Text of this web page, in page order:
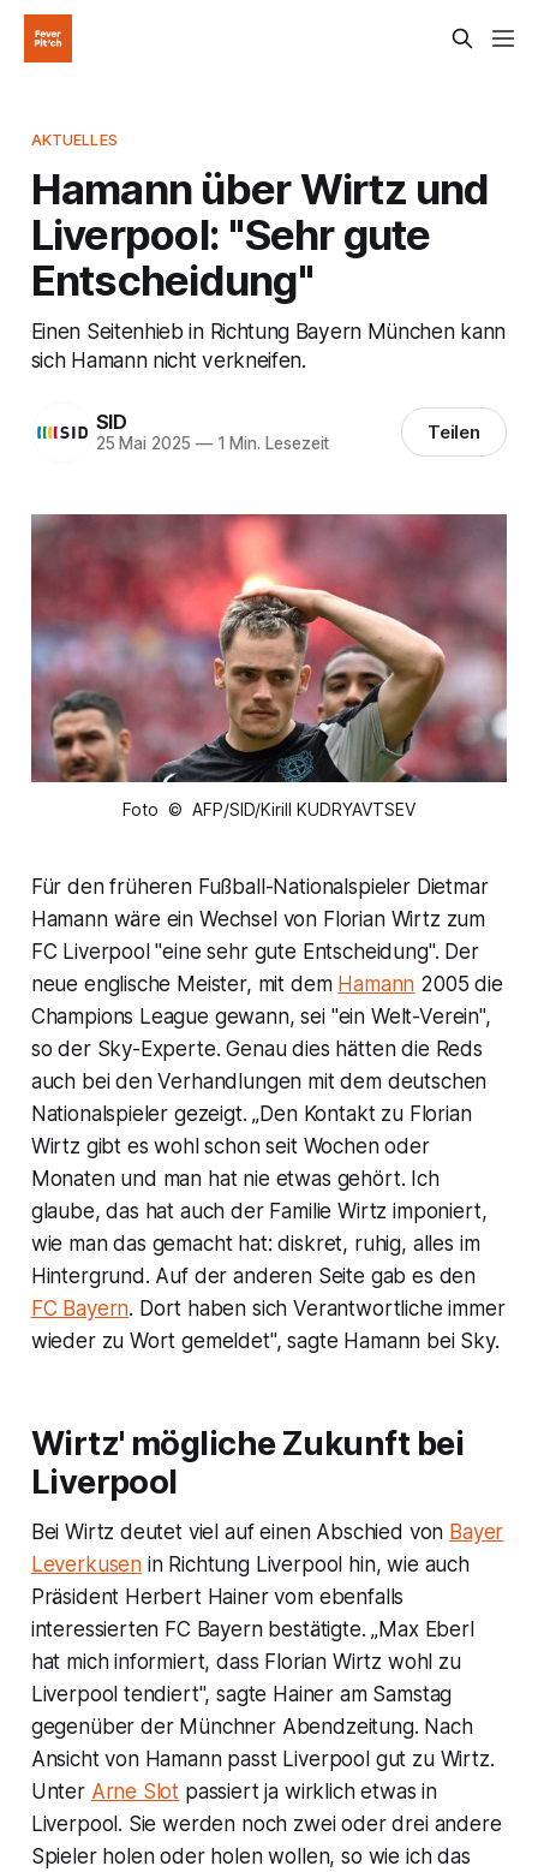
AKTUELLES
Hamann über Wirtz und
Liverpool: "Sehr gute
Entscheidung"
Einen Seitenhieb in Richtung Bayern München kann
sich Hamann nicht verkneifen.
SID
25 Mai 2025 —1 Min. Lesezeit Teilen
Foto © AFP/SID/Kirill KUDRYAVTSEV
Für den früheren Fußball-Nationalspieler Dietmar
Hamann wäre ein Wechsel von Florian Wirtz zum
FC Liverpool "eine sehr gute Entscheidung". Der
neue englische Meister, mit dem Hamann 2005 die
Champions League gewann, sei "ein Welt-Verein",
so der Sky-Experte. Genau dies hätten die Reds
auch bei den Verhandlungen mit dem deutschen
Nationalspieler gezeigt. „Den Kontakt zu Florian
Wirtz gibt es wohl schon seit Wochen oder
Monaten und man hat nie etwas gehört. Ich
glaube, das hat auch der Familie Wirtz imponiert,
wie man das gemacht hat: diskret, ruhig, alles im
Hintergrund. Auf der anderen Seite gab es den
FC Bayern. Dort haben sich Verantwortliche immer
wieder zu Wort gemeldet", sagte Hamann bei Sky.
Wirtz' mögliche Zukunft bei
Liverpool
Bei Wirtz deutet viel auf einen Abschied von Bayer
Leverkusen in Richtung Liverpool hin, wie auch
Präsident Herbert Hainer vom ebenfalls
interessierten FC Bayern bestätigte. „Max Eberl
hat mich informiert, dass Florian Wirtz wohl zu
Liverpool tendiert", sagte Hainer am Samstag
gegenüber der Münchner Abendzeitung. Nach
Ansicht von Hamann passt Liverpool gut zu Wirtz.
Unter Arne Slot passiert ja wirklich etwas in
Liverpool. Sie werden noch zwei oder drei andere
Spieler holen oder holen wollen, so wie ich das